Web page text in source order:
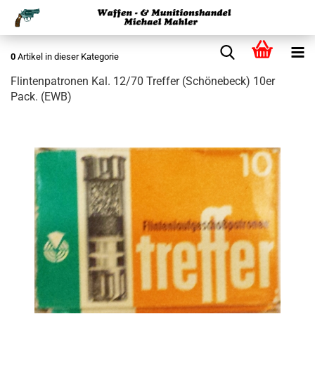
0 Artikel in dieser Kategorie
Flintenpatronen Kal. 12/70 Treffer (Schönebeck) 10er
Pack. (EWB)